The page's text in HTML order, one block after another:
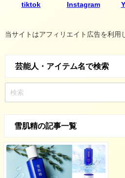
tiktok Instagram
当サイトはアフィリエイト広告を利用
芸能人・アイテム名で検索
雪肌精の記事一覧